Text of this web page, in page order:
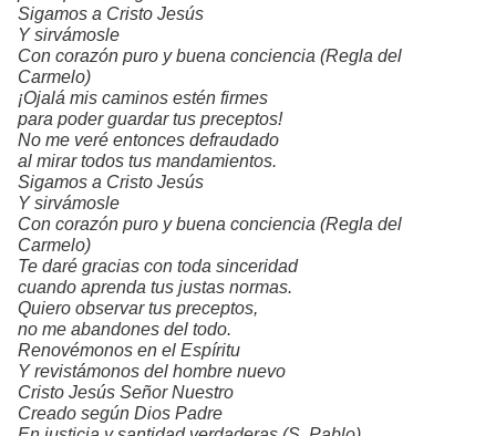
Sigamos a Cristo Jesús
Y sirvámosle
Con corazón puro y buena conciencia (Regla del
Carmelo)
¡Ojalá mis caminos estén firmes
para poder guardar tus preceptos!
No me veré entonces defraudado
al mirar todos tus mandamientos.
Sigamos a Cristo Jesús
Y sirvámosle
Con corazón puro y buena conciencia (Regla del
Carmelo)
Te daré gracias con toda sinceridad
cuando aprenda tus justas normas.
Quiero observar tus preceptos,
no me abandones del todo.
Renovémonos en el Espíritu
Y revistámonos del hombre nuevo
Cristo Jesús Señor Nuestro
Creado según Dios Padre